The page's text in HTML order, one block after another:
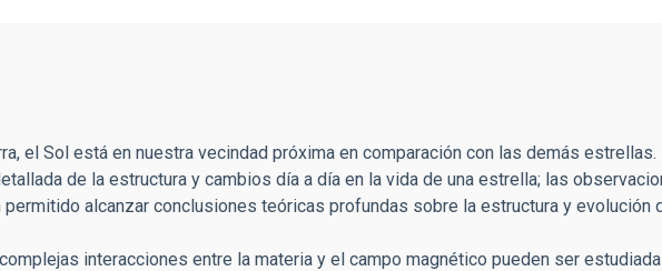
el Sol está en nuestra vecindad próxima en comparación con las demás
de la estructura y cambios día a día en la vida de una estrella; las
alcanzar conclusiones teóricas profundas sobre la estructura y evolución
interacciones entre la materia y el campo magnético pueden ser